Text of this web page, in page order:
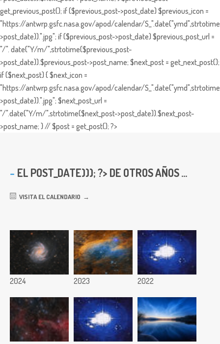
get_previous_post(); if ($previous_post->post_date) $previous_icon =
"https://antwrp.gsfc.nasa.gov/apod/calendar/
>post_date)).".jpg"; if ($previous_post->post_date) $previous_post_url =
"/". date("Y/m/",strtotime($previous_post-
>post_date)).$previous_post->post_name; $next_post = get_next_post();
if ($next_post) { $next_icon =
"https://antwrp.gsfc.nasa.gov/apod/calendar/
>post_date)).".jpg"; $next_post_url =
"/".date("Y/m/",strtotime($next_post->post_date)).$next_post-
>post_name; } // $post = get_post(); ?>
EL POST_DATE))); ?> DE OTROS AÑOS ...
VISITA EL CALENDARIO
2024 2023 2022